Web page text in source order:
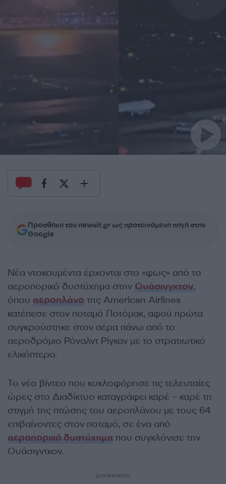
Προσθήκη του newsit.gr ως προτεινόμενη πηγή στην
Google
Νέα ντοκουμέντα έρχονται στο «φως» από το
αεροπορικό δυστύχημα στην Ουάσινγκτον,
όπου αεροπλάνο της American Airlines
κατέπεσε στον ποταμό Ποτόμακ, αφού πρώτα
συγκρούστηκε στον αέρα πάνω από το
αεροδρόμιο Ρόναλντ Ρίγκαν με το στρατιωτικό
ελικόπτερο.
Το νέο βίντεο που κυκλοφόρησε τις τελευταίες
ώρες στο Διαδίκτυο καταγράφει καρέ – καρέ τη
στιγμή της πτώσης του αεροπλάνου με τους 64
επιβαίνοντες στον ποταμό, σε ένα από
αεροπορικό δυστύχημα που συγκλόνισε την
Ουάσιγντκον.
ΔΙΑΦΗΜΙΣΗ